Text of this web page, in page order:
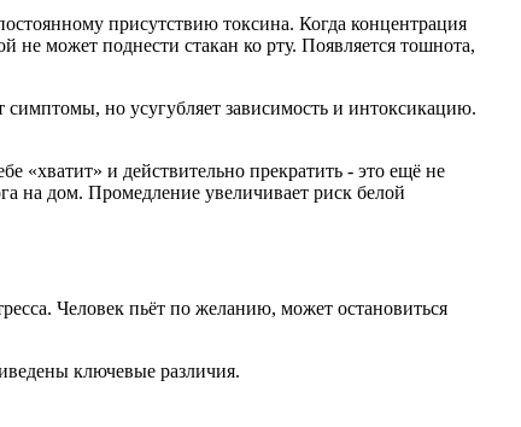
присутствию токсина. Когда концентрация
не может поднести стакан ко рту. Появляется тошнота,
но усугубляет зависимость и интоксикацию.
«хватит» и действительно прекратить - это ещё не
на дом. Промедление увеличивает риск белой
Человек пьёт по желанию, может остановиться
ключевые различия.